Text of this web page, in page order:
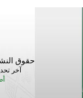
حقوق النشر
آخر تحديث